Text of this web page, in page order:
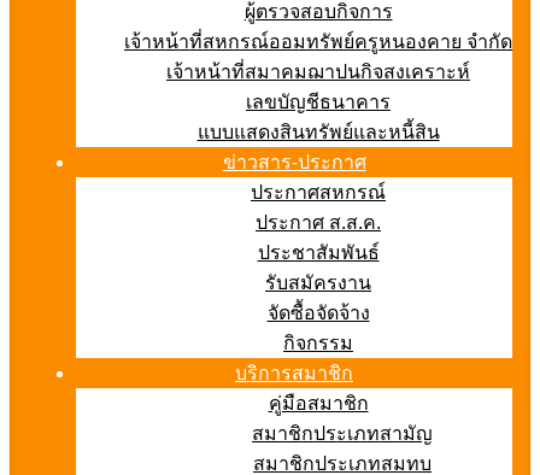
ผู้ตรวจสอบกิจการ
เจ้าหน้าที่สหกรณ์ออมทรัพย์ครูหนองคาย จำกัด
เจ้าหน้าที่สมาคมฌาปนกิจสงเคราะห์
เลขบัญชีธนาคาร
แบบแสดงสินทรัพย์และหนี้สิน
ข่าวสาร-ประกาศ
ประกาศสหกรณ์
ประกาศ ส.ส.ค.
ประชาสัมพันธ์
รับสมัครงาน
จัดซื้อจัดจ้าง
กิจกรรม
บริการสมาชิก
คู่มือสมาชิก
สมาชิกประเภทสามัญ
สมาชิกประเภทสมทบ